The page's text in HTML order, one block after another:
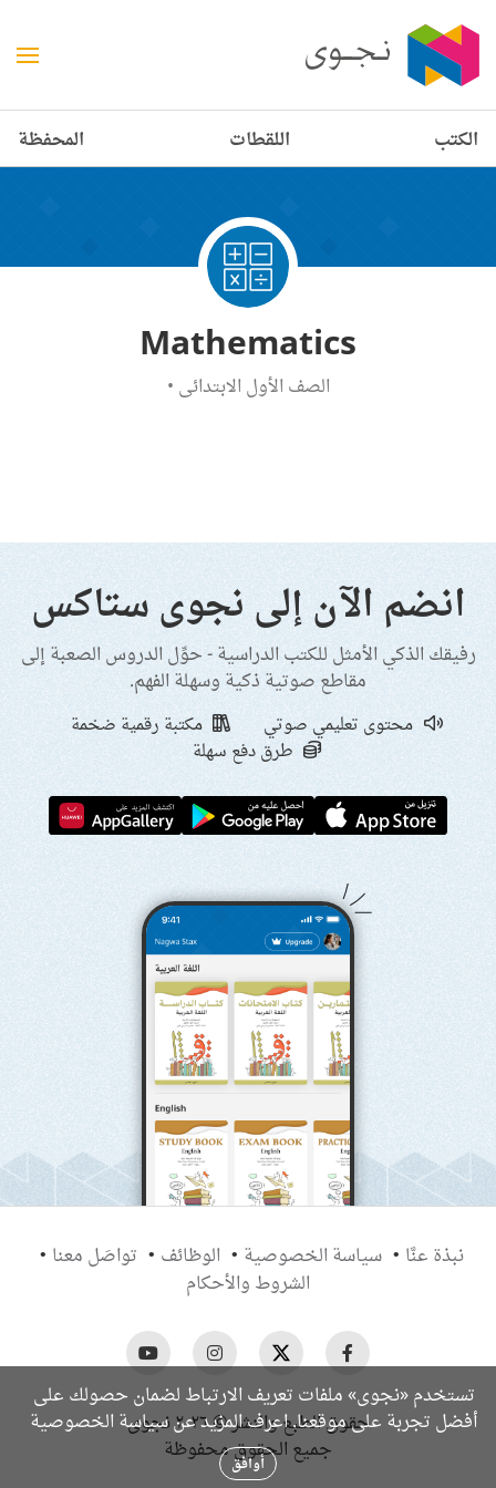
الكتب اللقطات المحفظة
Mathematics
الصف الأول الابتدائي •
انضم الآن إلى نجوى ستاكس
رفيقك الذكي الأمثل للكتب الدراسية - حوِّل الدروس الصعبة إلى
مقاطع صوتية ذكية وسهلة الفهم.
محتوى تعليمي صوتي
مكتبة رقمية ضخمة
طرق دفع سهلة
نبذة عنَّا سياسة الخصوصية الوظائف
تواصَل معنا
الشروط والأحكام
حقوق الطبع والنشر © ٢٠٢٦ نجوى
جميع الحقوق محفوظة
تستخدم «نجوى» ملفات تعريف الارتباط لضمان حصولك على
أفضل تجربة على موقعنا. اعرف المزيد عنسياسة الخصوصية
أوافق